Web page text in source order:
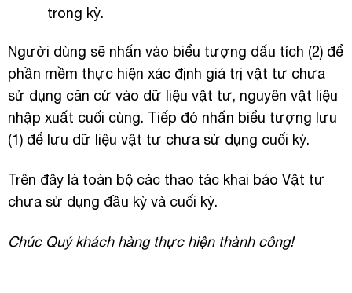
trong kỳ.
Người dùng sẽ nhấn vào biểu tượng dấu tích (2) để
phần mềm thực hiện xác định giá trị vật tư chưa
sử dụng căn cứ vào dữ liệu vật tư, nguyên vật liệu
nhập xuất cuối cùng. Tiếp đó nhấn biểu tượng lưu
(1) để lưu dữ liệu vật tư chưa sử dụng cuối kỳ.
Trên đây là toàn bộ các thao tác khai báo Vật tư
chưa sử dụng đầu kỳ và cuối kỳ.
Chúc Quý khách hàng thực hiện thành công!